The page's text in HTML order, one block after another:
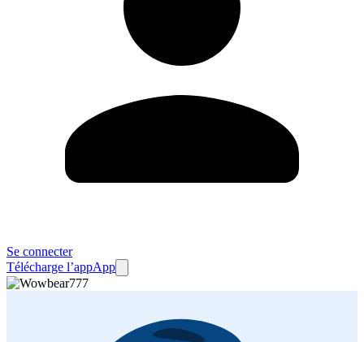
Se connecter
Télécharge l’appApp